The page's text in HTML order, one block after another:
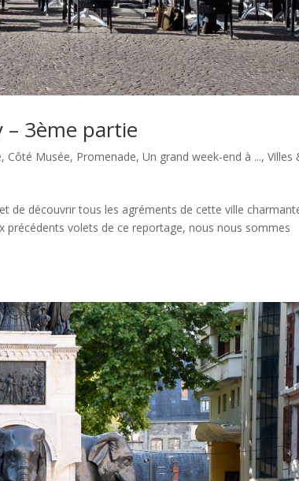
– 3ème partie
, Côté Musée, Promenade,Un grand week-end à ...,Villes
de découvrir tous les agréments de cette ville
précédents volets de ce reportage, nous nous sommes